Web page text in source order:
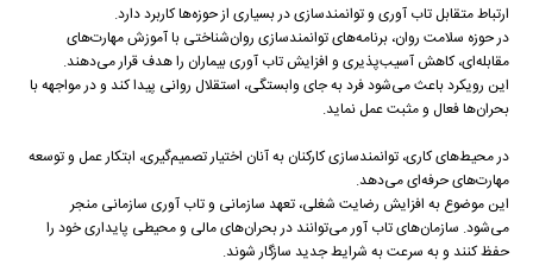
ارتباط متقابل تاب آوری و توانمندسازی در بسیاری از حوزه‌ها کاربرد دارد.
در حوزه سلامت روان، برنامه‌های توانمندسازی روان‌شناختی با آموزش مهارت‌های
مقابله‌ای، کاهش آسیب‌پذیری و افزایش تاب آوری بیماران را هدف قرار می‌دهند.
این رویکرد باعث می‌شود فرد به جای وابستگی، استقلال روانی پیدا کند و در مواجهه با
بحران‌ها فعال و مثبت عمل نماید.
در محیط‌های کاری، توانمندسازی کارکنان به آنان اختیار تصمیم‌گیری، ابتکار عمل و توسعه
مهارت‌های حرفه‌ای می‌دهد.
این موضوع به افزایش رضایت شغلی، تعهد سازمانی و تاب آوری سازمانی منجر
می‌شود. سازمان‌های تاب آور می‌توانند در بحران‌های مالی و محیطی پایداری خود را
حفظ کنند و به سرعت به شرایط جدید سازگار شوند.